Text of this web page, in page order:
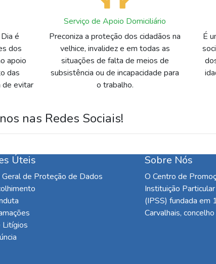
é
dos
apoio
das
de evitar
Serviço de Apoio Domiciliário
Preconiza a proteção dos cidadãos na
velhice, invalidez e em todas as
situações de falta de meios de
subsistência ou de incapacidade para
o trabalho.
É
nas Redes Sociais!
Úteis
de Proteção de Dados
Litígios
Sobre Nós
O Centro de
Instituição
(IPSS) fundada em
Carvalhais,